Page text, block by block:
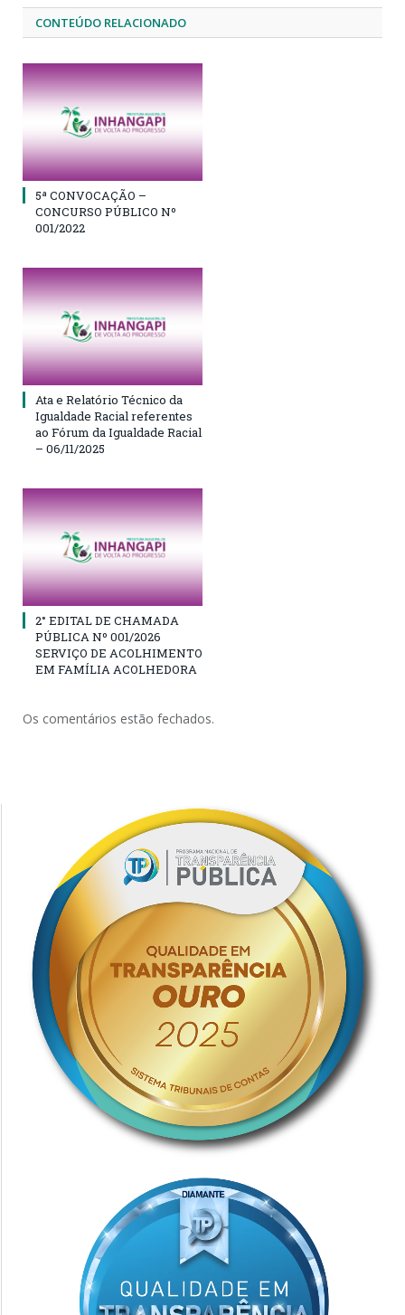
CONTEÚDO RELACIONADO
5ª CONVOCAÇÃO –
CONCURSO PÚBLICO Nº
001/2022
Ata e Relatório Técnico da
Igualdade Racial referentes
ao Fórum da Igualdade Racial
– 06/11/2025
2° EDITAL DE CHAMADA
PÚBLICA Nº 001/2026
SERVIÇO DE ACOLHIMENTO
EM FAMÍLIA ACOLHEDORA
Os comentários estão fechados.